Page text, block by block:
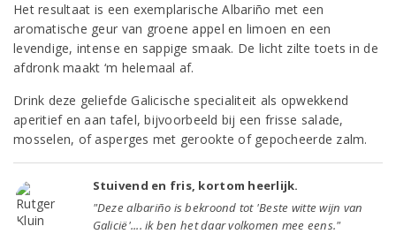
Het resultaat is een exemplarische Albariño met een
aromatische geur van groene appel en limoen en een
levendige, intense en sappige smaak. De licht zilte toets in de
afdronk maakt ‘m helemaal af.
Drink deze geliefde Galicische specialiteit als opwekkend
aperitief en aan tafel, bijvoorbeeld bij een frisse salade,
mosselen, of asperges met gerookte of gepocheerde zalm.
Stuivend en fris, kortom heerlijk.
"Deze albariño is bekroond tot 'Beste witte wijn van
Galicië'.... ik ben het daar volkomen mee eens."